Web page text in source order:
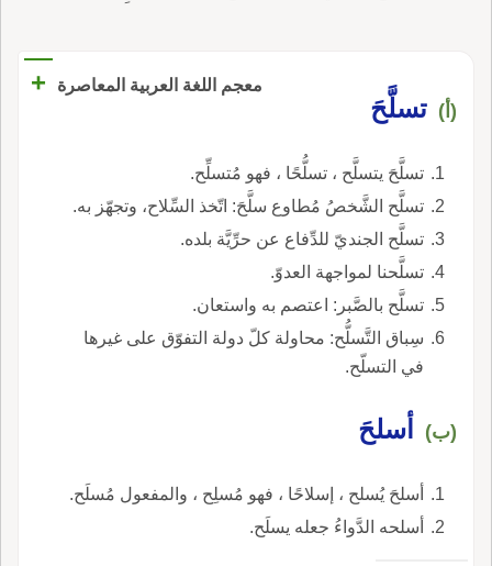
معجم اللغة العربية المعاصرة +
(أ) تسلَّحَ
تسلَّحَ يتسلَّح ، تسلُّحًا ، فهو مُتسلِّح.
تسلَّح الشَّخصُ مُطاوع سلَّحَ: اتّخذ السِّلاح، وتجهّز به.
تسلَّح الجنديّ للدِّفاع عن حرِّيَّة بلده.
تسلَّحنا لمواجهة العدوّ.
تسلَّح بالصَّبر: اعتصم به واستعان.
سِباق التَّسلُّح: محاولة كلّ دولة التفوّق على غيرها
في التسلّح.
(ب) أسلحَ
أسلحَ يُسلح ، إسلاحًا ، فهو مُسلِح ، والمفعول مُسلَح.
أسلحه الدَّواءُ جعله يسلَح.